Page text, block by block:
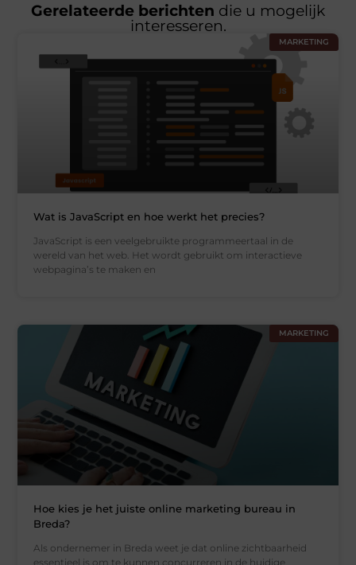
Gerelateerde berichten die u mogelijk
interesseren.
MARKETING
Wat is JavaScript en hoe werkt het precies?
JavaScript is een veelgebruikte programmeertaal in de
wereld van het web. Het wordt gebruikt om interactieve
webpagina’s te maken en
MARKETING
Hoe kies je het juiste online marketing bureau in
Breda?
Als ondernemer in Breda weet je dat online zichtbaarheid
essentieel is om te kunnen concurreren in de huidige